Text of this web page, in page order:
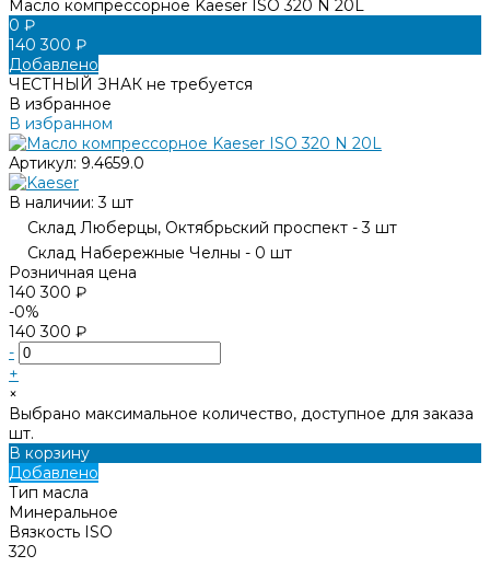
Масло компрессорное Kaeser ISO 320 N 20L
0 ₽
140 300 ₽
Добавлено
ЧЕСТНЫЙ ЗНАК не требуется
В избранное
В избранном
Артикул: 9.4659.0
В наличии: 3 шт
Склад Люберцы, Октябрьский проспект - 3 шт
Склад Набережные Челны - 0 шт
Розничная цена
140 300 ₽
-0%
140 300 ₽
-
+
×
Выбрано максимальное количество, доступное для заказа
шт.
В корзину
Добавлено
Тип масла
Минеральное
Вязкость ISO
320